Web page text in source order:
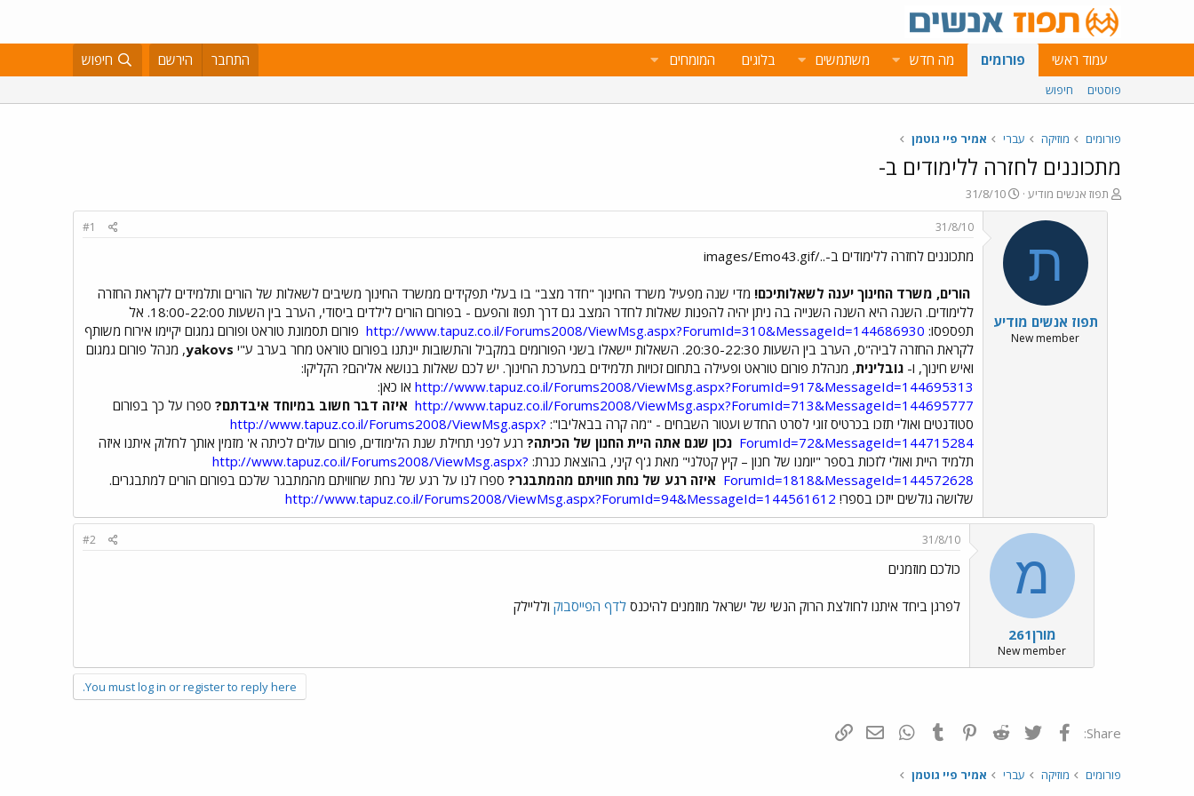
עמוד ראשי פורומים מה חדש משתמשים בלוגים המומחים התחבר הירשם חיפוש
פוסטים חיפוש
פורומים מוזיקה עברי אמיר פיי גוטמן
מתכוננים לחזרה ללימודים ב-
פ
ו
תפוז אנשים מודיע
פ
ו
ם
ב
ר
31/8/10
ת
תפוז אנשים מודיע
New member
31/8/10
#1
מתכוננים לחזרה ללימודים ב-../images/Emo43.gif
הורים, משרד החינוך יענה לשאלותיכם! מדי שנה מפעיל משרד החינוך "חדר מצב" בו בעלי תפקידים ממשרד החינוך משיבים לשאלות של הורים ותלמידים לקראת החזרה
ללימודים. השנה היא השנה השנייה בה ניתן יהיה להפנות שאלות לחדר המצב גם דרך תפוז והפעם - בפורום הורים לילדים ביסודי, הערב בין השעות 18:00-22:00. אל
תפספסו: http://www.tapuz.co.il/Forums2008/ViewMsg.aspx?ForumId=310&MessageId=144686930 פורום תסמונת טוראט ופורום גמגום יקיימו אירוח משותף
לקראת החזרה לביה"ס, הערב בין השעות 20:30-22:30. השאלות יישאלו בשני הפורומים במקביל והתשובות יינתנו בפורום טוראט מחר בערב ע"י
yakovs, מנהל פורום גמגום
ואיש חינוך, ו- גובלינית, מנהלת פורום טוראט ופעילה בתחום זכויות תלמידים במערכת החינוך. יש לכם שאלות בנושא אליהם? הקליקו:
http://www.tapuz.co.il/Forums2008/ViewMsg.aspx?ForumId=917&MessageId=144695313 או כאן:
http://www.tapuz.co.il/Forums2008/ViewMsg.aspx?ForumId=713&MessageId=144695777 איזה דבר חשוב במיוחד איבדתם? ספרו על כך בפורום
סטודנטים ואולי תזכו בכרטיס זוגי לסרט החדש ועטור השבחים - "מה קרה בבאליבו": http://www.tapuz.co.il/Forums2008/ViewMsg.aspx?
ForumId=72&MessageId=144715284 נכון שגם אתה היית החנון של הכיתה? רגע לפני תחילת שנת הלימודים, פורום עולים לכיתה א' מזמין אותך לחלוק איתנו איזה
תלמיד היית ואולי לזכות בספר "יומנו של חנון – קיץ קטלני" מאת ג'ף קיני, בהוצאת כנרת: http://www.tapuz.co.il/Forums2008/ViewMsg.aspx?
ForumId=1818&MessageId=144572628 איזה רגע של נחת חוויתם מהמתבגר? ספרו לנו על רגע של נחת שחוויתם מהמתבגר שלכם בפורום הורים למתבגרים.
שלושה גולשים ייזכו בספר! http://www.tapuz.co.il/Forums2008/ViewMsg.aspx?ForumId=94&MessageId=144561612
מ
מורן261
New member
31/8/10
#2
כולכם מוזמנים
לפרגן ביחד איתנו לחולצת הרוק הנשי של ישראל מוזמנים להיכנס לדף הפייסבוק ולליילק
You must log in or register to reply here.
Share: פייסבוק Twitter
Reddit
Pinterest
Tumblr
WhatsAppדואר אלקטרוני
פורומים מוזיקה עברי אמיר פיי גוטמן